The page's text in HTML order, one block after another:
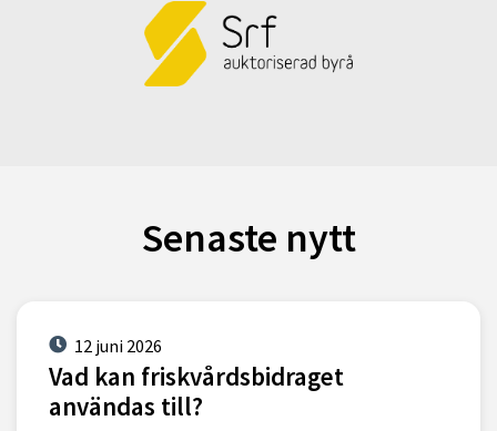
Senaste nytt
12 juni 2026
Vad kan friskvårdsbidraget
användas till?